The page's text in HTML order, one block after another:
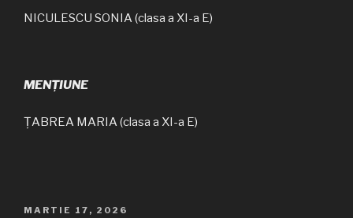
NICULESCU SONIA (clasa a XI-a E)
MENȚIUNE
ȚABREA MARIA (clasa a XI-a E)
PUBLICAT
MARTIE 17, 2026